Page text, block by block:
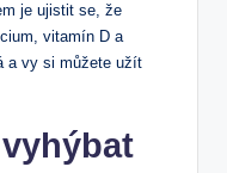
⁢je ujistit se,​ že
vitamín D a
a ​vy si můžete užít